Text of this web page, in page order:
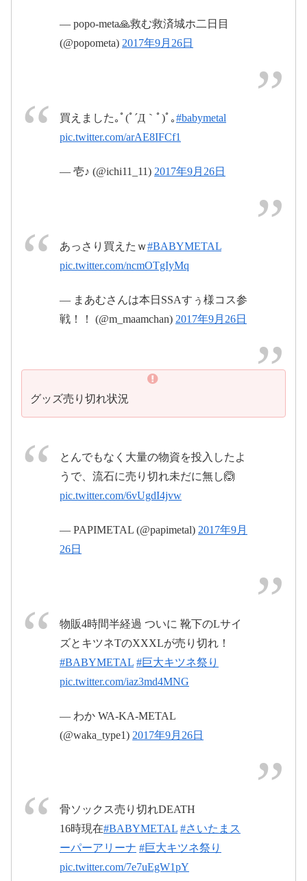
pic.twitter.com/H3RvfDXihG
pic.twitter.com/lpd5kqCQLA
pic.twitter.com/dkwdo65X3T
日
骨ソックス
2017年9月26日
26日
26日
pic.twitter.com/4hsa5uIizL
2017年9月
27日
— popo-meta🙏救む救済城ホ二日目
(@popometa) 2017年9月26日
買えました｡ﾟ(ﾟ´Д｀ﾟ)ﾟ｡#babymetal
pic.twitter.com/arAE8IFCf1
— 壱♪ (@ichi11_11) 2017年9月26日
あっさり買えたｗ#BABYMETAL
pic.twitter.com/ncmOTgIyMq
— まあむさんは本日SSAすぅ様コス参
戦！！ (@m_maamchan) 2017年9月26日
グッズ売り切れ状況
とんでもなく大量の物資を投入したよ
うで、流石に売り切れ未だに無し🙆
pic.twitter.com/6vUgdI4jvw
— PAPIMETAL (@papimetal) 2017年9月
26日
物販4時間半経過 ついに 靴下のLサイ
ズとキツネTのXXXLが売り切れ！
#BABYMETAL #巨大キツネ祭り
pic.twitter.com/iaz3md4MNG
— わか WA-KA-METAL
(@waka_type1) 2017年9月26日
骨ソックス売り切れDEATH
16時現在#BABYMETAL #さいたまス
ーパーアリーナ #巨大キツネ祭り
pic.twitter.com/7e7uEgW1pY